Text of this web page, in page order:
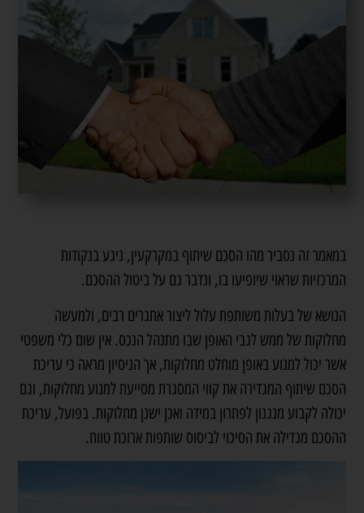
במאמר זה נסביר מהו הסכם שיתוף במקרקעין, ניגע בנקודות
המרכזיות שראוי שיופיעו בו, ונדבר גם על ביטול ההסכם.
הנושא של בעלות משותפת עלול ליצור אתגרים רבים, ולמעשה
מחלוקות של ממש לגבי האופן שבו מתנהל הנכס. אין שום כלי משפטי
אשר יכול למנוע באופן מוחלט מחלוקות, אך הניסיון מראה כי עריכת
הסכם שיתוף המגדירה את קווי המסגרת מסייעת למנוע מחלוקות, וגם
יכולה לקבוע מנגנון לפתרון במידה ואכן ישנן מחלוקות. בפועל, עריכת
ההסכם מגדילה את הסיכוי לביסוס שותפות ארוכת טווח.